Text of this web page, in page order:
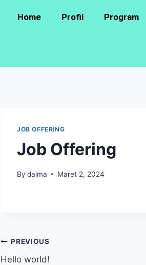
Home Profil Program
JOB OFFERING
Job Offering
By daima Maret 2, 2024
PREVIOUS
Hello world!